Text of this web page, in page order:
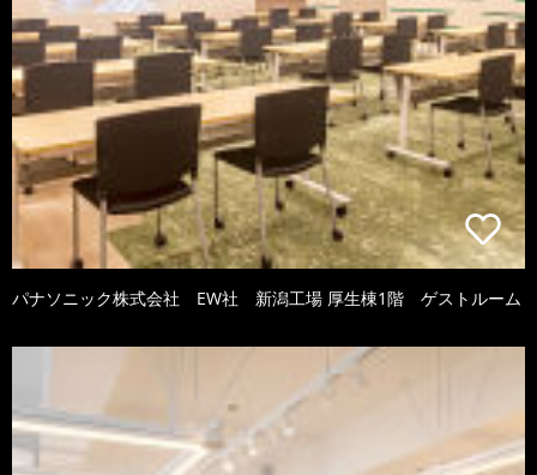
パナソニック株式会社 EW社 新潟工場 厚生棟1階 ゲストルーム